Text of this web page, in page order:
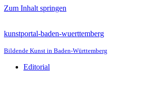
Zum Inhalt springen
kunstportal-baden-wuerttemberg
Bildende Kunst in Baden-Württemberg
Editorial